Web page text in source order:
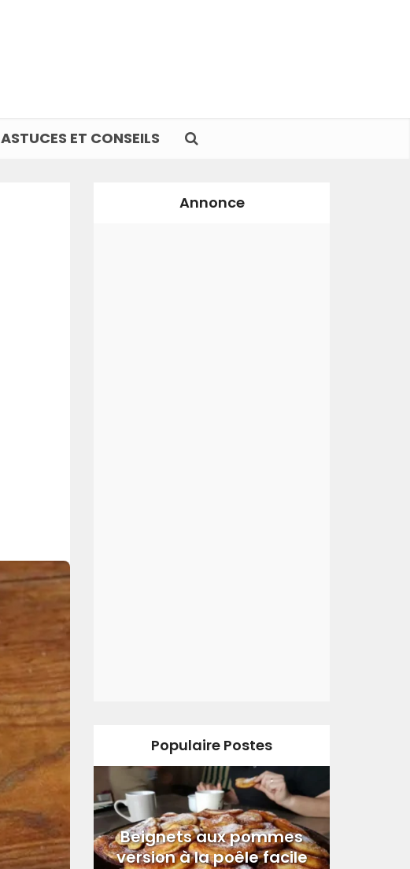
ASTUCES ET CONSEILS
Annonce
Populaire Postes
Beignets aux pommes
version à la poêle facile